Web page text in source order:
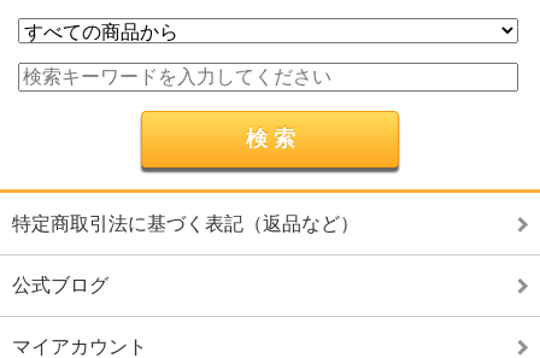
特定商取引法に基づく表記（返品など）
公式ブログ
マイアカウント